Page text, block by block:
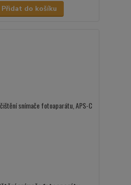
Přidat do košíku